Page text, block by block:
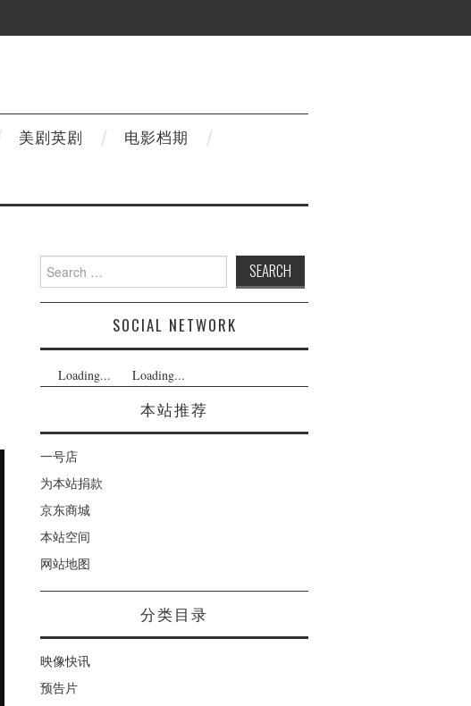
美剧英剧
电影档期
Search
for:
SOCIAL NETWORK
Loading... Loading...
本站推荐
一号店
为本站捐款
京东商城
本站空间
网站地图
分类目录
映像快讯
预告片